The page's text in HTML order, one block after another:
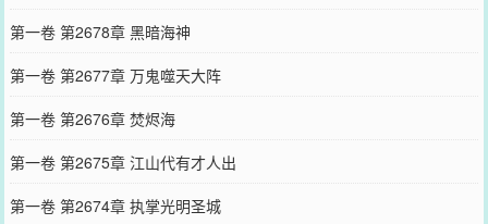
第一卷 第2678章 黑暗海神
第一卷 第2677章 万鬼噬天大阵
第一卷 第2676章 焚烬海
第一卷 第2675章 江山代有才人出
第一卷 第2674章 执掌光明圣城